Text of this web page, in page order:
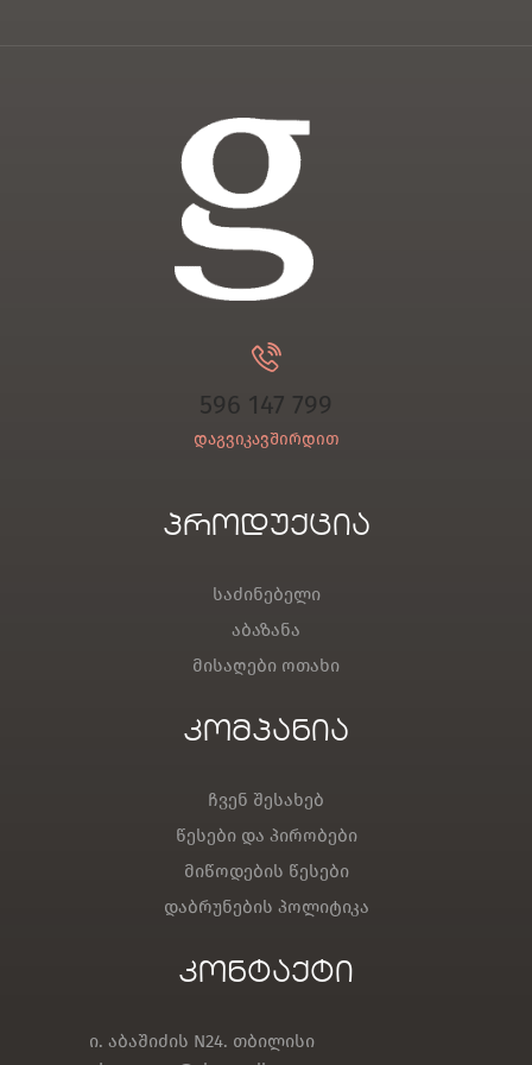
596 147 799
დაგვიკავშირდით
პროდუქცია
საძინებელი
აბაზანა
მისაღები ოთახი
კომპანია
ჩვენ შესახებ
წესები და პირობები
მიწოდების წესები
დაბრუნების პოლიტიკა
კონტაქტი
ი. აბაშიძის N24. თბილისი